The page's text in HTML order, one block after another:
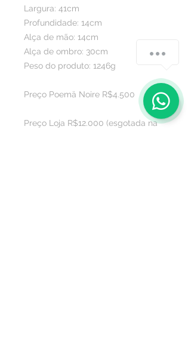
Largura: 41cm
Profundidade: 14cm
Alça de mão: 14cm
Alça de ombro: 30cm
Peso do produto: 1246g
Preço Poemä Noire R$4.500
Preço Loja R$12.000 (esgotada na
chat-button-speech
1